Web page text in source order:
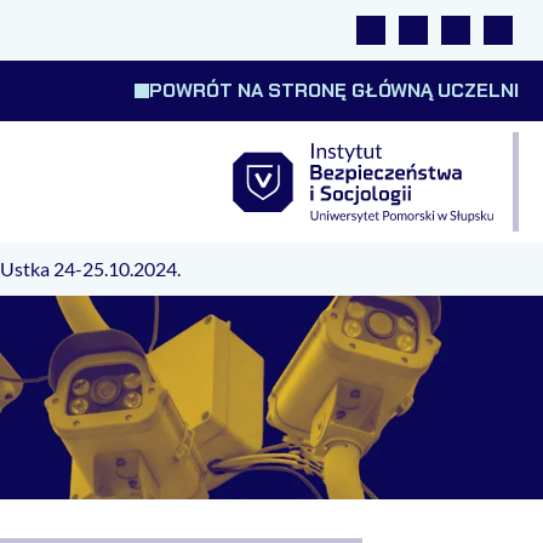
Linki Wyszukiwarka
Tłumacz
POWRÓT NA STRONĘ GŁÓWNĄ UCZELNI
24-25.10.2024.